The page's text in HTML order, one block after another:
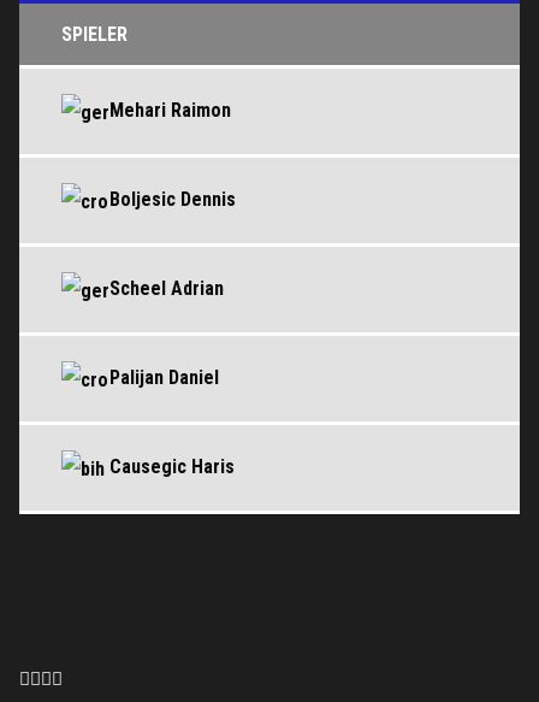
SPIELER
Mehari Raimon
Boljesic Dennis
Scheel Adrian
Palijan Daniel
Causegic Haris